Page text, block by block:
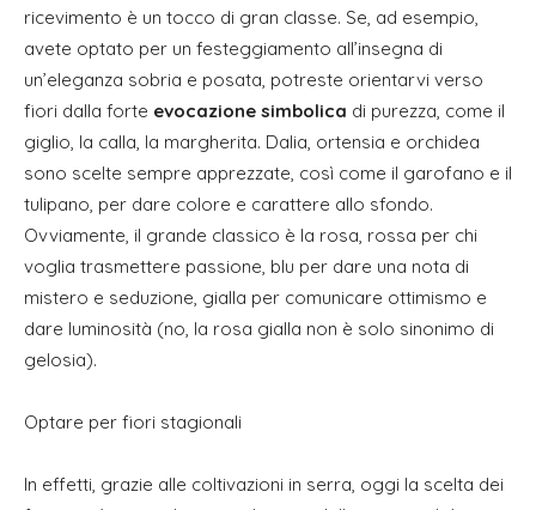
ricevimento è un tocco di gran classe. Se, ad esempio,
avete optato per un festeggiamento all’insegna di
un’eleganza sobria e posata, potreste orientarvi verso
fiori dalla forte evocazione simbolica di purezza, come il
giglio, la calla, la margherita. Dalia, ortensia e orchidea
sono scelte sempre apprezzate, così come il garofano e il
tulipano, per dare colore e carattere allo sfondo.
Ovviamente, il grande classico è la rosa, rossa per chi
voglia trasmettere passione, blu per dare una nota di
mistero e seduzione, gialla per comunicare ottimismo e
dare luminosità (no, la rosa gialla non è solo sinonimo di
gelosia).
Optare per fiori stagionali
In effetti, grazie alle coltivazioni in serra, oggi la scelta dei